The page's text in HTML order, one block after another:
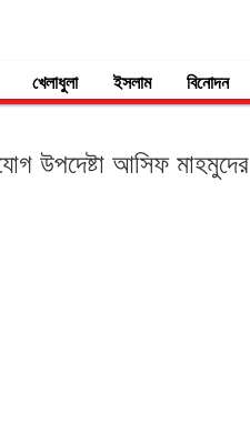
খেলাধুলা ইসলাম বিনোদন
উপদেষ্টা আসিফ মাহমুদের